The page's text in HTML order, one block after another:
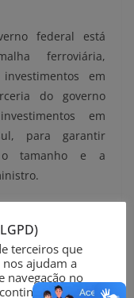
federal está
ferroviária,
em
do governo
em
para garantir
o tamanho e a
terceiros que
ajudam a
navegação no
a